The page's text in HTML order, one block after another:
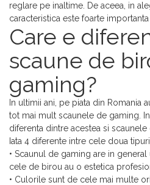
reglare pe inaltime. De aceea, in
caracteristica este foarte importanta
Care e
scaune de
gaming?
In ultimii ani, pe piata din Romania
tot mai mult scaunele de gaming.
diferenta dintre acestea si
Iata 4 diferente intre cele doua
• Scaunul de gaming are in
cele de birou au o estetica
• Culorile sunt de cele mai multe